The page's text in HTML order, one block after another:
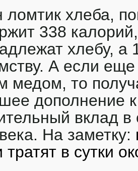
ломтик хлеба,
338
хлебу, а
А если
медом, то
дополнение
вклад
На заметку:
в сутки